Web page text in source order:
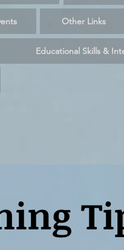
Other Links
Educational Skills &